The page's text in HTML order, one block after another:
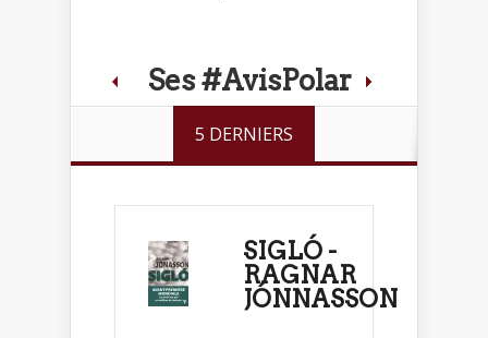
Ses #AvisPolar
5 DERNIERS
SIGLÓ -
RAGNAR
JÓNNASSON